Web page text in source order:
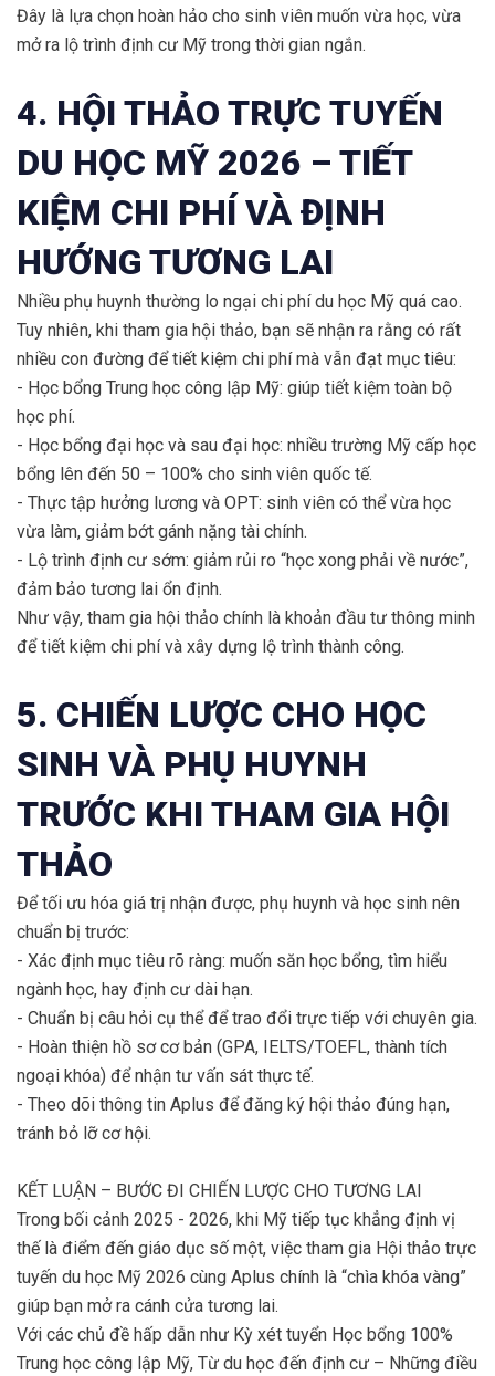
Đây là lựa chọn hoàn hảo cho sinh viên muốn vừa học, vừa
mở ra lộ trình định cư Mỹ trong thời gian ngắn.
4. HỘI THẢO TRỰC TUYẾN
DU HỌC MỸ 2026 – TIẾT
KIỆM CHI PHÍ VÀ ĐỊNH
HƯỚNG TƯƠNG LAI
Nhiều phụ huynh thường lo ngại chi phí du học Mỹ quá cao.
Tuy nhiên, khi tham gia hội thảo, bạn sẽ nhận ra rằng có rất
nhiều con đường để tiết kiệm chi phí mà vẫn đạt mục tiêu:
- Học bổng Trung học công lập Mỹ: giúp tiết kiệm toàn bộ
học phí.
- Học bổng đại học và sau đại học: nhiều trường Mỹ cấp học
bổng lên đến 50 – 100% cho sinh viên quốc tế.
- Thực tập hưởng lương và OPT: sinh viên có thể vừa học
vừa làm, giảm bớt gánh nặng tài chính.
- Lộ trình định cư sớm: giảm rủi ro “học xong phải về nước”,
đảm bảo tương lai ổn định.
Như vậy, tham gia hội thảo chính là khoản đầu tư thông minh
để tiết kiệm chi phí và xây dựng lộ trình thành công.
5. CHIẾN LƯỢC CHO HỌC
SINH VÀ PHỤ HUYNH
TRƯỚC KHI THAM GIA HỘI
THẢO
Để tối ưu hóa giá trị nhận được, phụ huynh và học sinh nên
chuẩn bị trước:
- Xác định mục tiêu rõ ràng: muốn săn học bổng, tìm hiểu
ngành học, hay định cư dài hạn.
- Chuẩn bị câu hỏi cụ thể để trao đổi trực tiếp với chuyên gia.
- Hoàn thiện hồ sơ cơ bản (GPA, IELTS/TOEFL, thành tích
ngoại khóa) để nhận tư vấn sát thực tế.
- Theo dõi thông tin Aplus để đăng ký hội thảo đúng hạn,
tránh bỏ lỡ cơ hội.
KẾT LUẬN – BƯỚC ĐI CHIẾN LƯỢC CHO TƯƠNG LAI
Trong bối cảnh 2025 - 2026, khi Mỹ tiếp tục khẳng định vị
thế là điểm đến giáo dục số một, việc tham gia Hội thảo trực
tuyến du học Mỹ 2026 cùng Aplus chính là “chìa khóa vàng”
giúp bạn mở ra cánh cửa tương lai.
Với các chủ đề hấp dẫn như Kỳ xét tuyển Học bổng 100%
Trung học công lập Mỹ, Từ du học đến định cư – Những điều